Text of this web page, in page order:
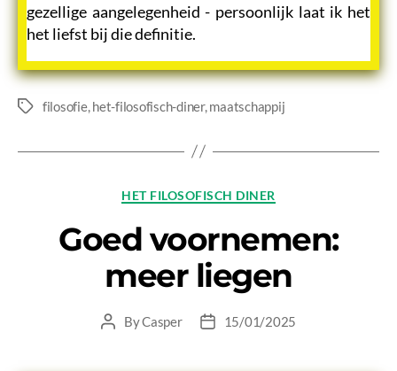
gezellige aangelegenheid - persoonlijk laat ik het
het liefst bij die definitie.
Tags filosofie, het-filosofisch-diner, maatschappij
Categories
HET FILOSOFISCH DINER
Goed voornemen:
meer liegen
PostByCasper
Post15/01/2025